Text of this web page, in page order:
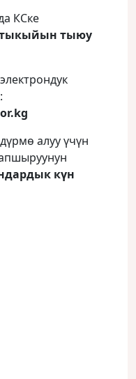
КСке
тыюу
.kg
алуу үчүн
күн